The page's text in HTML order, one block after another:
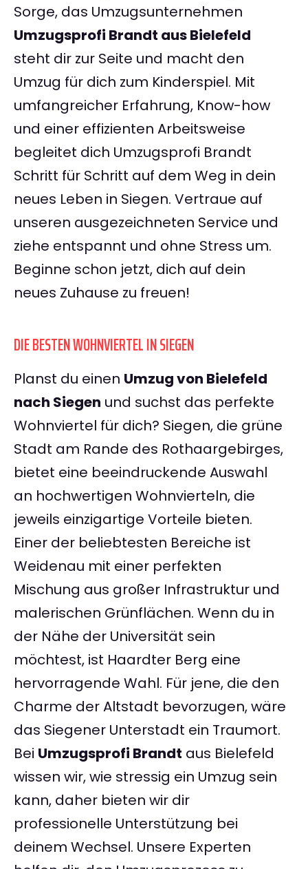
Sorge, das Umzugsunternehmen
Umzugsprofi Brandt aus Bielefeld
steht dir zur Seite und macht den
Umzug für dich zum Kinderspiel. Mit
umfangreicher Erfahrung, Know-how
und einer effizienten Arbeitsweise
begleitet dich Umzugsprofi Brandt
Schritt für Schritt auf dem Weg in dein
neues Leben in Siegen. Vertraue auf
unseren ausgezeichneten Service und
ziehe entspannt und ohne Stress um.
Beginne schon jetzt, dich auf dein
neues Zuhause zu freuen!
DIE BESTEN WOHNVIERTEL IN SIEGEN
Planst du einen Umzug von Bielefeld
nach Siegen und suchst das perfekte
Wohnviertel für dich? Siegen, die grüne
Stadt am Rande des Rothaargebirges,
bietet eine beeindruckende Auswahl
an hochwertigen Wohnvierteln, die
jeweils einzigartige Vorteile bieten.
Einer der beliebtesten Bereiche ist
Weidenau mit einer perfekten
Mischung aus großer Infrastruktur und
malerischen Grünflächen. Wenn du in
der Nähe der Universität sein
möchtest, ist Haardter Berg eine
hervorragende Wahl. Für jene, die den
Charme der Altstadt bevorzugen, wäre
das Siegener Unterstadt ein Traumort.
Bei Umzugsprofi Brandt aus Bielefeld
wissen wir, wie stressig ein Umzug sein
kann, daher bieten wir dir
professionelle Unterstützung bei
deinem Wechsel. Unsere Experten